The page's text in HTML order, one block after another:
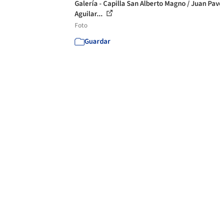
Galería - Capilla San Alberto Magno / Juan
Aguilar...
Foto
Guardar